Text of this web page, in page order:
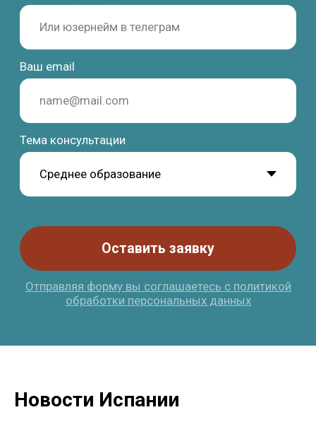
Новости Испании
Контакты
Переезд
Обучение
Программы
Студенческая виза
Новости
Бизнес-школы
Политика конфиденциальности
© TOMO CERO, S.L.U. 2026CIF: B62544374
Среднее образование
Высшее образование
Языковые курсы
Летние программы